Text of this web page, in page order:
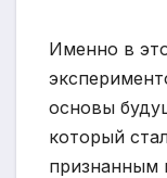
Именно в
основы
который
признанным